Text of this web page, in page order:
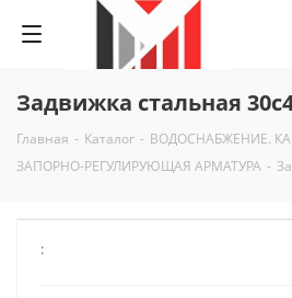
Задвижка стальная
Главная - Каталог - ВОДОСНАБЖЕНИЕ.
ЗАПОРНО-РЕГУЛИРУЮЩАЯ АРМАТУРА -
: